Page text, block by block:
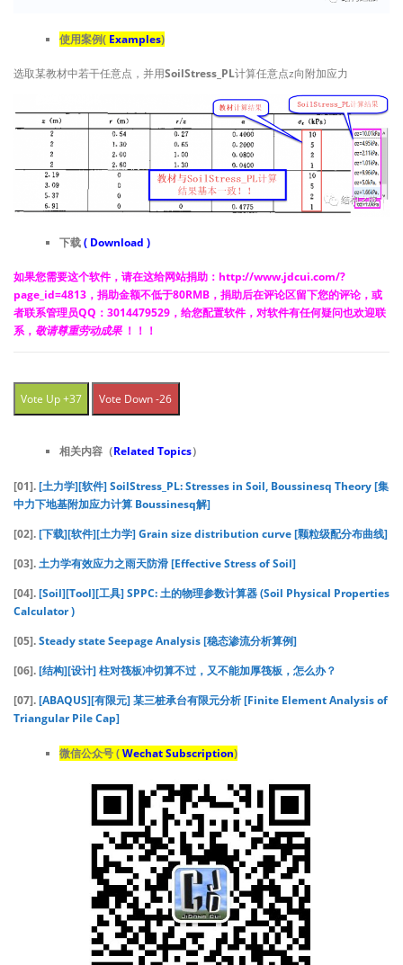
使用案例( Examples)
选取某教材中若干任意点，并用SoilStress_PL计算任意点z向附加应力
下载( Download )
如果您需要这个软件，请在这给网站捐助： http://www.jdcui.com/?
page_id=4813 ，捐助金额不低于80RMB，捐助后在评论区留下您的评论，或
者联系管理员QQ：3014479529，给您配置软件，对软件有任何疑问也欢迎联
系， 敬请尊重劳动成果！！！
Vote Up +37 Vote Down -26
相关内容（Related Topics）
[01].[土力学][软件] SoilStress_PL: Stresses in Soil, Boussinesq Theory [集
中力下地基附加应力计算 Boussinesq解]
[02].[下载][软件][土力学] Grain size distribution curve [颗粒级配分布曲线]
[03].土力学有效应力之雨天防滑 [Effective Stress of Soil]
[04].[Soil][Tool][工具] SPPC: 土的物理参数计算器 (Soil Physical Properties
Calculator )
[05].Steady state Seepage Analysis [稳态渗流分析算例]
[06].[结构][设计] 柱对筏板冲切算不过，又不能加厚筏板，怎么办？
[07].[ABAQUS][有限元] 某三桩承台有限元分析 [Finite Element Analysis of
Triangular Pile Cap]
微信公众号 (Wechat Subscription)